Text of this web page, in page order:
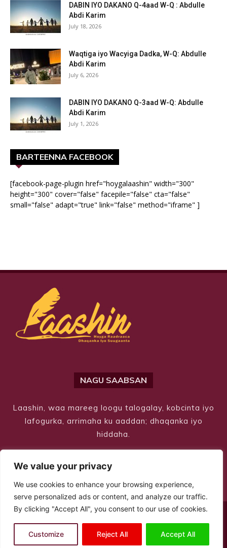
We value your privacy
We use cookies to enhance your browsing experience,
serve personalized ads or content, and analyze our traffic.
By clicking "Accept All", you consent to our use of cookies.
Customize Reject All Accept All
DABIN IYO DAKANO Q-4aad W-Q : Abdulle
Abdi Karim
July 18, 2026
Waqtiga iyo Wacyiga Dadka, W-Q: Abdulle
Abdi Karim
July 6, 2026
DABIN IYO DAKANO Q-3aad W-Q: Abdulle
Abdi Karim
July 1, 2026
BARTEENNA FACEBOOK
[facebook-page-plugin href="hoygalaashin" width="300"
height="300" cover="false" facepile="false" cta="false"
small="false" adapt="true" link="false" method="iframe" ]
NAGU SAABSAN
Laashin, waa mareeg loogu talogalay, kobcinta iyo
lafogurka, arrimaha ku aaddan; dhaqanka iyo
hiddaha.
© Copyright 2026 – Laashin. All Rights Reserved
Site Designed byILEYS INC.